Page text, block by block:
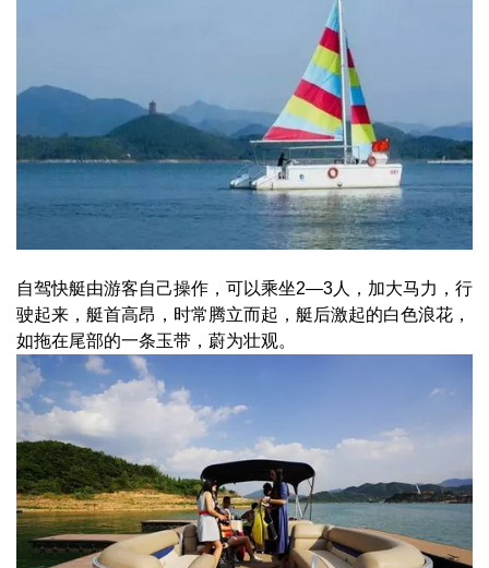
自驾快艇由游客自己操作，可以乘坐2—3人，加大马力，行
驶起来，艇首高昂，时常腾立而起，艇后激起的白色浪花，
如拖在尾部的一条玉带，蔚为壮观。